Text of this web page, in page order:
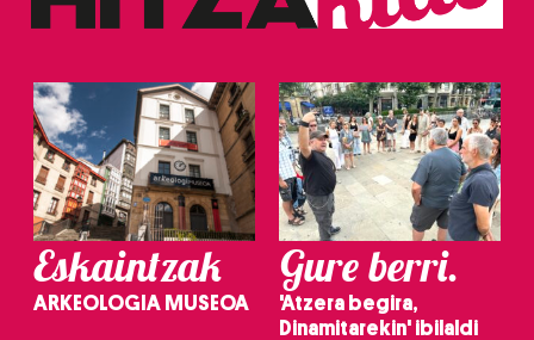
zerbitzuak hobetzeko asmoz, cookie teknologiaz
irakurri
Eskaintzak
ARKEOLOGIA MUSEOA
Gure berri.
'Atzera begira,
Dinamitarekin' ibilaldi